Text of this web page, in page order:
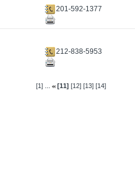
201-592-1377
212-838-5953
[1]... [11] [12] [13] [14]